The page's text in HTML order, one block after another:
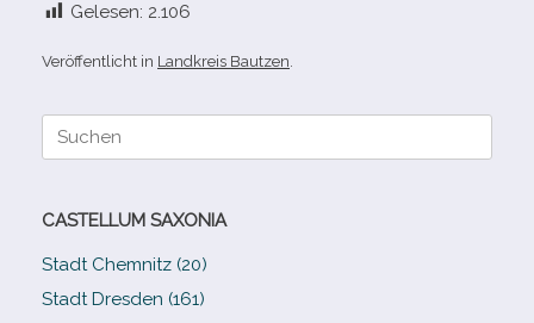
Gelesen: 2.106
Veröffentlicht in Landkreis Bautzen
Suche
CASTELLUM SAXONIA
Stadt Chemnitz (20)
Stadt Dresden (161)